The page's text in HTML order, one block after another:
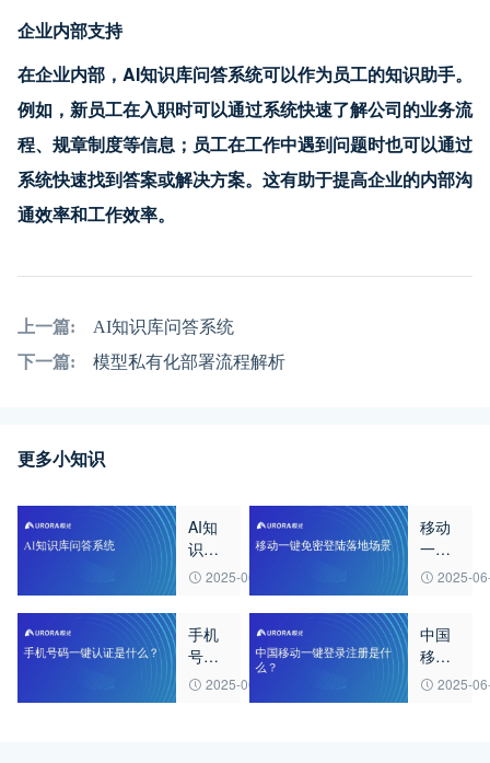
企业内部支持
在企业内部，AI知识库问答系统可以作为员工的知识助手。
例如，新员工在入职时可以通过系统快速了解公司的业务流
程、规章制度等信息；员工在工作中遇到问题时也可以通过
系统快速找到答案或解决方案。这有助于提高企业的内部沟
通效率和工作效率。
上一篇:
AI知识库问答系统
下一篇:
模型私有化部署流程解析
更多小知识
AI知
识库
问答2025-06-27
移动
一键
免密
场景
2025-
手机
号码
一键2025-06-27
中国
移动
一键2025-